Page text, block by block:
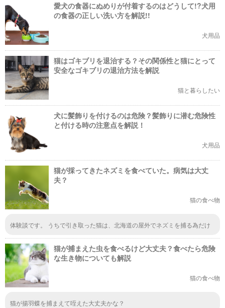
愛犬の食器にぬめりが付着するのはどうして!?犬用
の食器の正しい洗い方を解説!!
犬用品
猫はゴキブリを退治する？その関係性と猫にとって
安全なゴキブリの退治方法を解説
猫と暮らしたい
犬に髪飾りを付けるのは危険？髪飾りに潜む危険性
と付ける時の注意点を解説！
犬用品
猫が採ってきたネズミを食べていた。病気は大丈
夫？
猫の食べ物
体験談です。 うちで引き取った猫は、北海道の屋外でネズミを捕る為だけ
出る不衛生な環境で3年過ごし、とても汚なかった。 ほぼ100パーセントの
確率で、ふたつみっつは何かの病気持ちだろうと覚悟して病院に連れて行き
ましたが、汚れてるだけで 病気はなかったですよ。 これまで100匹以上も
鼠を捕獲し、 そのうち約10匹は食べてる現場を押さえましたので、運が良
かっただけではなく、思ってるより感染症に移る可能性は低いと言えるので
はないでしょうか。 可能性が高いと言われると100パーセントに近い確率を
意識してしまい、過剰に不安になりますが案外、そこまで心配しなくていい
猫が捕まえた虫を食べるけど大丈夫？食べたら危険
な生き物についても解説
猫の食べ物
猫が揚羽蝶を捕まえて咥えた大丈夫かな？